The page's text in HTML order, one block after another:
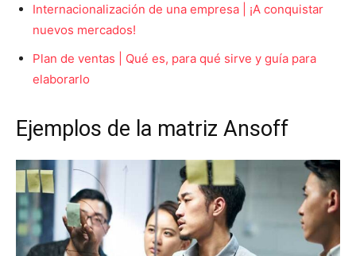
Internacionalización de una empresa | ¡A conquistar
nuevos mercados!
Plan de ventas | Qué es, para qué sirve y guía para
elaborarlo
Ejemplos de la matriz Ansoff